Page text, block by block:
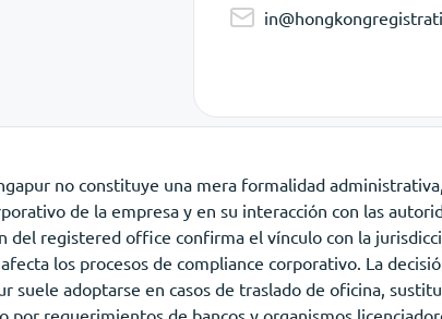
no constituye una mera formalidad
de la empresa y en su interacción con las
del registered office confirma el vínculo con la
los procesos de compliance corporativo. La
suele adoptarse en casos de traslado de oficina,
requerimientos de bancos y organismos